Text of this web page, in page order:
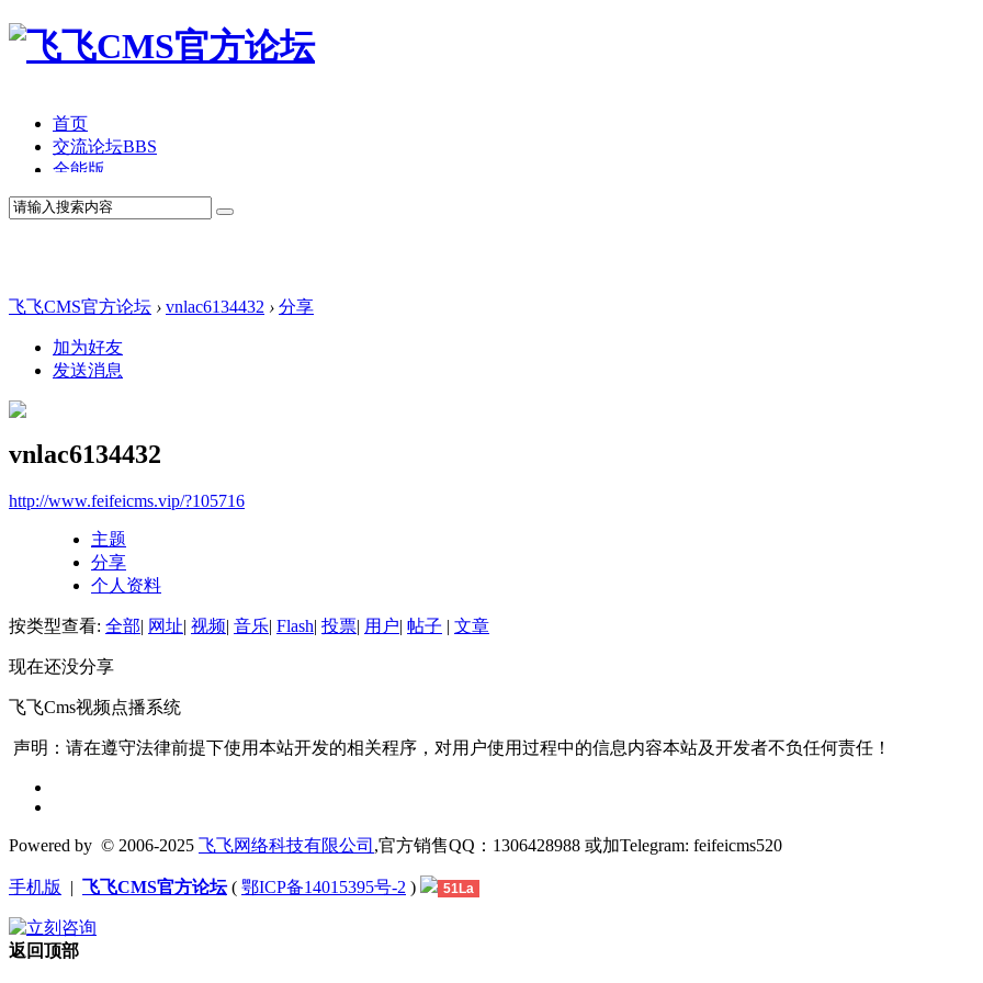
首页
交流论坛BBS
全能版
TV版
产品价格
飞飞CMS官方论坛 › vnlac6134432 › 分享
加为好友
发送消息
vnlac6134432
http://www.feifeicms.vip/?105716
主题
分享
个人资料
按类型查看: 全部| 网址| 视频| 音乐| Flash| 投票| 用户| 帖子 | 文章
现在还没分享
飞飞Cms视频点播系统
声明：请在遵守法律前提下使用本站开发的相关程序，对用户使用过程中的信息内容本站及开发者不负任何责任！
Powered by © 2006-2025 飞飞网络科技有限公司 ,官方销售QQ：1306428988 或加Telegram: feifeicms520
手机版 | 飞飞CMS官方论坛( 鄂ICP备14015395号-2 ) 51La
返回顶部